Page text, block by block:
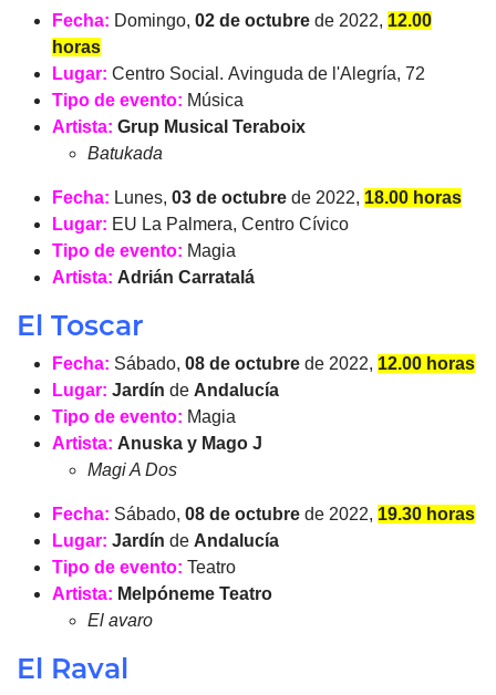
Fecha: Domingo, 02 de octubre de 2022, 12.00
horas
Lugar: Centro Social. Avinguda de l'Alegría, 72
Tipo de evento: Música
Artista: Grup Musical Teraboix
Batukada
Fecha: Lunes, 03 de octubre de 2022, 18.00 horas
Lugar: EU La Palmera, Centro Cívico
Tipo de evento: Magia
Artista: Adrián Carratalá
El Toscar
Fecha: Sábado, 08 de octubre de 2022, 12.00 horas
Lugar: Jardín de Andalucía
Tipo de evento: Magia
Artista: Anuska y Mago J
Magi A Dos
Fecha: Sábado, 08 de octubre de 2022, 19.30 horas
Lugar: Jardín de Andalucía
Tipo de evento: Teatro
Artista: Melpóneme Teatro
El avaro
El Raval